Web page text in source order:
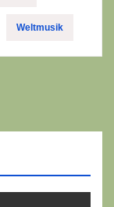
Weltmusik